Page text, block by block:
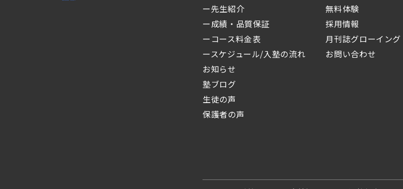
ー先生紹介
ー成績・品質保証
ーコース料金表
ースケジュール/入塾の流れ
お知らせ
塾ブログ
生徒の声
保護者の声
無料体験
採用情報
月刊誌グローイング
お問い合わせ